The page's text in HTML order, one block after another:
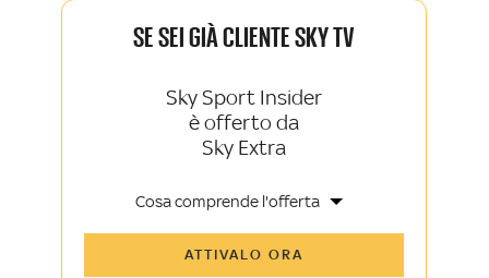
SE SEI GIÀ CLIENTE SKY TV
Sky Sport Insider
è offerto da
Sky Extra
Cosa comprende l'offerta
Sky TG24 Insider
ATTIVALO ORA